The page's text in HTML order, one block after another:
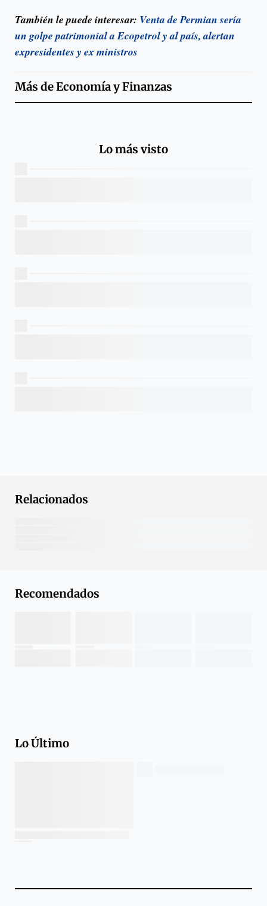
También le puede interesar: Venta de Permian sería
un golpe patrimonial a Ecopetrol y al país, alertan
expresidentes y ex ministros
Más deEconomía y Finanzas
Lo más visto
Relacionados
Recomendados
Lo Último